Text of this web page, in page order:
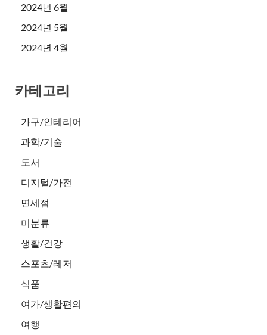
2024년 6월
2024년 5월
2024년 4월
카테고리
가구/인테리어
과학/기술
도서
디지털/가전
면세점
미분류
생활/건강
스포츠/레저
식품
여가/생활편의
여행